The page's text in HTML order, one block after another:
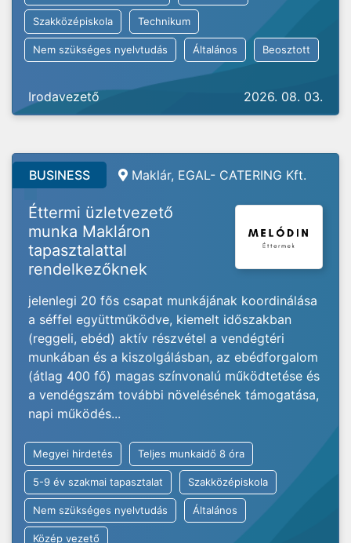
Szakközépiskola Technikum
Nem szükséges nyelvtudás Általános Beosztott
Irodavezető 2026. 08. 03.
BUSINESS Maklár, EGAL- CATERING Kft.
Éttermi üzletvezető
munka Makláron
tapasztalattal
rendelkezőknek
jelenlegi 20 fős csapat munkájának koordinálása
a séffel együttműködve, kiemelt időszakban
(reggeli, ebéd) aktív részvétel a vendégtéri
munkában és a kiszolgálásban, az ebédforgalom
(átlag 400 fő) magas színvonalú működtetése és
a vendégszám további növelésének támogatása,
napi működés...
Megyei hirdetés Teljes munkaidő 8 óra
5-9 év szakmai tapasztalat Szakközépiskola
Nem szükséges nyelvtudás Általános
Közép vezető